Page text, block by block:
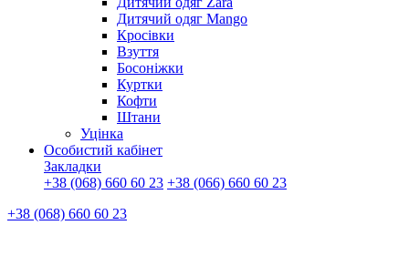
Дитячий одяг Mango
Кросівки
Взуття
Босоніжки
Куртки
Кофти
Штани
Уцінка
Особистий кабінет
Закладки
+38 (068) 660 60 23 +38 (066) 660 60 23
+38 (068) 660 60 23